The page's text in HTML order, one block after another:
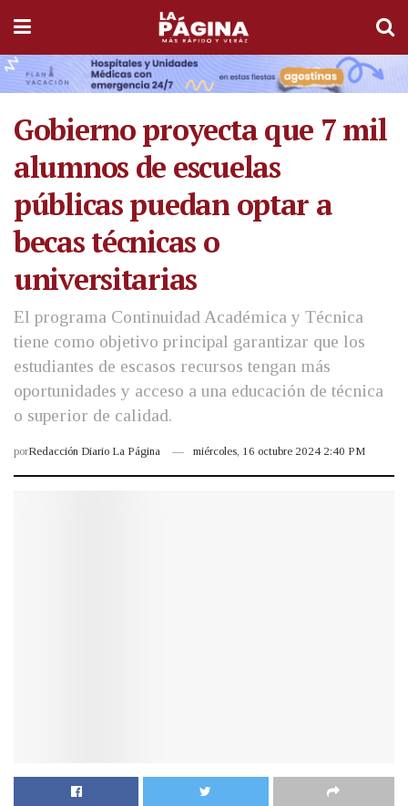
Gobierno proyecta que 7 mil
alumnos de escuelas
públicas puedan optar a
becas técnicas o
universitarias
El programa Continuidad Académica y Técnica
tiene como objetivo principal garantizar que los
estudiantes de escasos recursos tengan más
oportunidades y acceso a una educación de técnica
o superior de calidad.
porRedacción Diario La Página miércoles, 16 octubre 2024 2:40 PM